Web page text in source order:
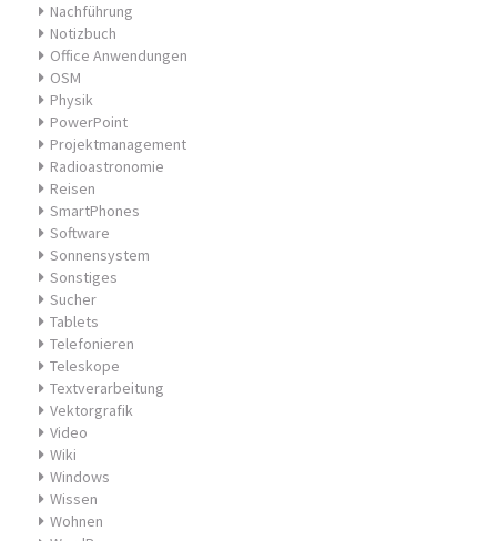
Nachführung
Notizbuch
Office Anwendungen
OSM
Physik
PowerPoint
Projektmanagement
Radioastronomie
Reisen
SmartPhones
Software
Sonnensystem
Sonstiges
Sucher
Tablets
Telefonieren
Teleskope
Textverarbeitung
Vektorgrafik
Video
Wiki
Windows
Wissen
Wohnen